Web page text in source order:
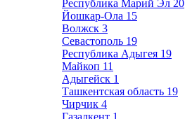
Республика Марий Эл 20
Йошкар-Ола 15
Волжск 3
Севастополь 19
Республика Адыгея 19
Майкоп 11
Адыгейск 1
Ташкентская область 19
Чирчик 4
Газалкент 1